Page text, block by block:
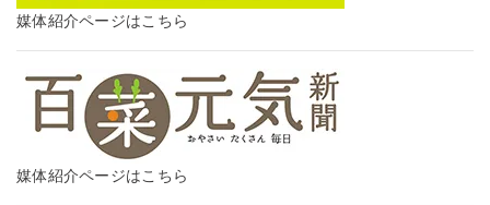
媒体紹介ページはこちら
媒体紹介ページはこちら